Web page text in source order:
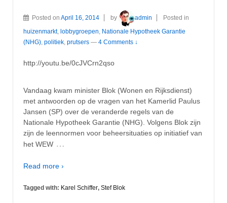
Posted on April 16, 2014 by admin
Posted in
huizenmarkt, lobbygroepen, Nationale Hypotheek Garantie
(NHG), politiek, prutsers — 4 Comments ↓
http://youtu.be/0cJVCrn2qso
Vandaag kwam minister Blok (Wonen en Rijksdienst)
met antwoorden op de vragen van het Kamerlid Paulus
Jansen (SP) over de veranderde regels van de
Nationale Hypotheek Garantie (NHG). Volgens Blok zijn
zijn de leennormen voor beheersituaties op initiatief van
het WEW …
Read more ›
Tagged with: Karel Schiffer, Stef Blok